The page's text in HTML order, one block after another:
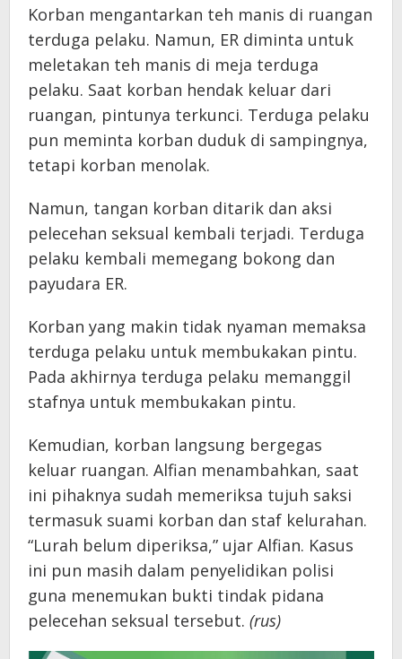
Korban mengantarkan teh manis di ruangan
terduga pelaku. Namun, ER diminta untuk
meletakan teh manis di meja terduga
pelaku. Saat korban hendak keluar dari
ruangan, pintunya terkunci. Terduga pelaku
pun meminta korban duduk di sampingnya,
tetapi korban menolak.
Namun, tangan korban ditarik dan aksi
pelecehan seksual kembali terjadi. Terduga
pelaku kembali memegang bokong dan
payudara ER.
Korban yang makin tidak nyaman memaksa
terduga pelaku untuk membukakan pintu.
Pada akhirnya terduga pelaku memanggil
stafnya untuk membukakan pintu.
Kemudian, korban langsung bergegas
keluar ruangan. Alfian menambahkan, saat
ini pihaknya sudah memeriksa tujuh saksi
termasuk suami korban dan staf kelurahan.
“Lurah belum diperiksa,” ujar Alfian. Kasus
ini pun masih dalam penyelidikan polisi
guna menemukan bukti tindak pidana
pelecehan seksual tersebut. (rus)